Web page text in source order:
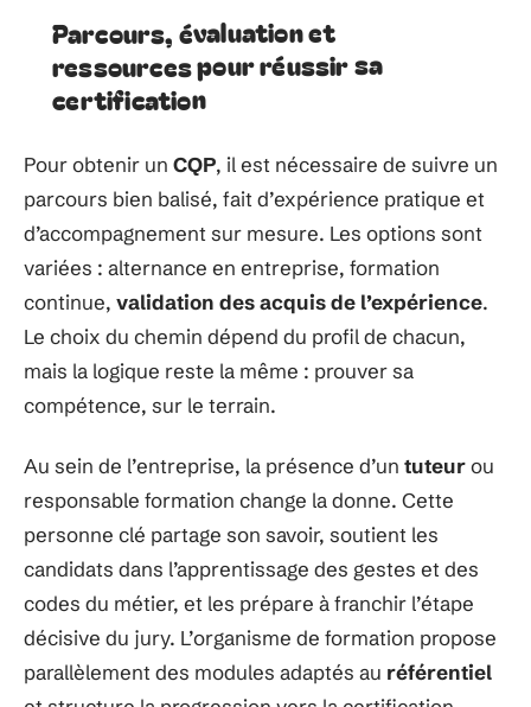
Parcours, évaluation et
ressources pour réussir sa
certification
Pour obtenir un CQP, il est nécessaire de suivre un
parcours bien balisé, fait d’expérience pratique et
d’accompagnement sur mesure. Les options sont
variées : alternance en entreprise, formation
continue, validation des acquis de l’expérience.
Le choix du chemin dépend du profil de chacun,
mais la logique reste la même : prouver sa
compétence, sur le terrain.
Au sein de l’entreprise, la présence d’un tuteurou
responsable formation change la donne. Cette
personne clé partage son savoir, soutient les
candidats dans l’apprentissage des gestes et des
codes du métier, et les prépare à franchir l’étape
décisive du jury. L’organisme de formation propose
parallèlement des modules adaptés au référentiel